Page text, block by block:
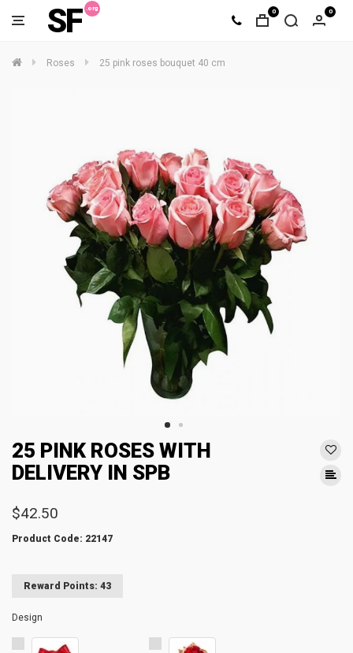
SF 0 0
Roses 25 pink roses bouquet 40 cm
25 PINK ROSES WITH
DELIVERY IN SPB
$42.50
Product Code: 22147
Reward Points: 43
Design